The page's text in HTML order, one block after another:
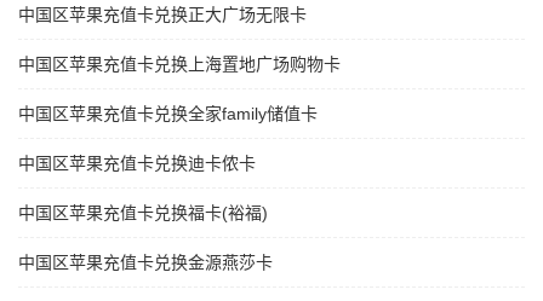
中国区苹果充值卡兑换正大广场无限卡
中国区苹果充值卡兑换上海置地广场购物卡
中国区苹果充值卡兑换全家family储值卡
中国区苹果充值卡兑换迪卡侬卡
中国区苹果充值卡兑换福卡(裕福)
中国区苹果充值卡兑换金源燕莎卡